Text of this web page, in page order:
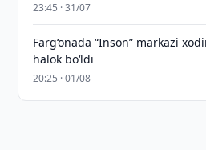
23:45 · 31/07
Farg‘onada “Inson” markazi
halok bo‘ldi
20:25 · 01/08